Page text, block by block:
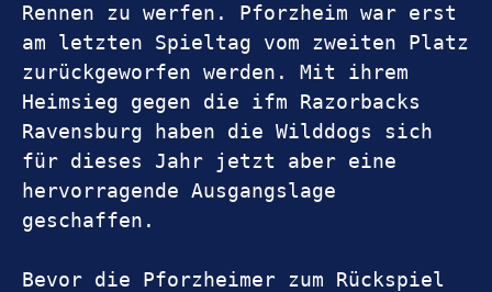
Rennen zu werfen. Pforzheim war erst
am letzten Spieltag vom zweiten Platz
zurückgeworfen werden. Mit ihrem
Heimsieg gegen die ifm Razorbacks
Ravensburg haben die Wilddogs sich
für dieses Jahr jetzt aber eine
hervorragende Ausgangslage
geschaffen.
Bevor die Pforzheimer zum Rückspiel